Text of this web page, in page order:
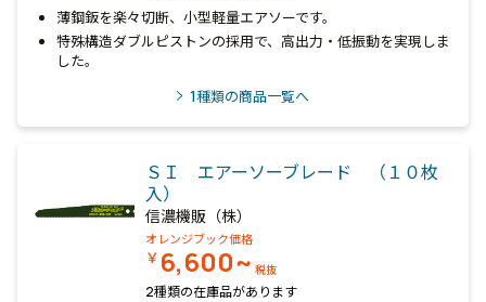
薄鋼鈑を楽々切断、小型軽量エアソーです。
特殊構造ダブルピストンの採用で、高出力・低振動を実現しま
した。
1種類の商品一覧へ
ＳＩ エアーソーブレード （１０枚
入）
信濃機販（株）
オレンジブック価格
￥ 6,600~ 税抜
2種類の在庫品があります